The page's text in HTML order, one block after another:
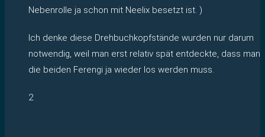
Nebenrolle ja schon mit Neelix besetzt ist. )
Ich denke diese Drehbuchkopfstände wurden nur darum
notwendig, weil man erst relativ spät entdeckte, dass man
die beiden Ferengi ja wieder los werden muss.
2